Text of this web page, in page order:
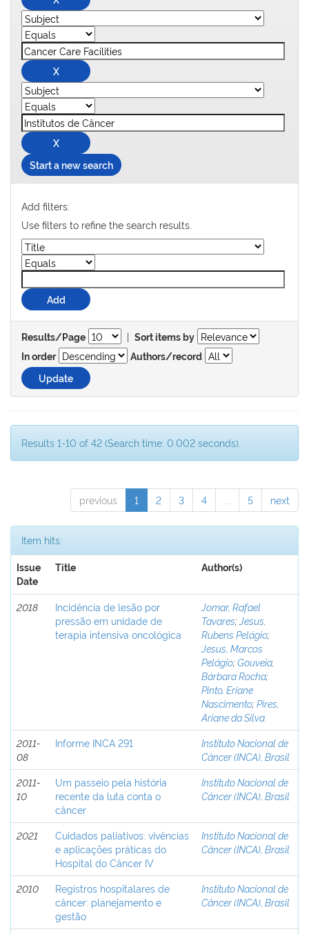
Start a new search
Add filters:
Use filters to refine the search results.
Results/Page | Sort items by
In order
Authors/record
Results 1-10 of 42 (Search time: 0.002 seconds).
previous 1 2 3 4 5 next
Item hits:
Issue
Date
Title Author(s)
2018
Incidência de lesão por
pressão em unidade de
terapia intensiva oncológica
Jomar, Rafael
Tavares;Jesus,
Rubens Pelágio;
Jesus, Marcos
Pelágio;Gouveia,
Bárbara Rocha;
Pinto, Eriane
Nascimento;Pires,
Ariane da Silva
2011-
08
Informe INCA 291
Instituto Nacional de
Câncer (INCA), Brasil
2011-
10
Um passeio pela história
recente da luta conta o
câncer
Instituto Nacional de
Câncer (INCA), Brasil
2021
Cuidados paliativos: vivências
e aplicações práticas do
Hospital do Câncer IV
Instituto Nacional de
Câncer (INCA), Brasil
2010
Registros hospitalares de
câncer: planejamento e
gestão
Instituto Nacional de
Câncer (INCA), Brasil